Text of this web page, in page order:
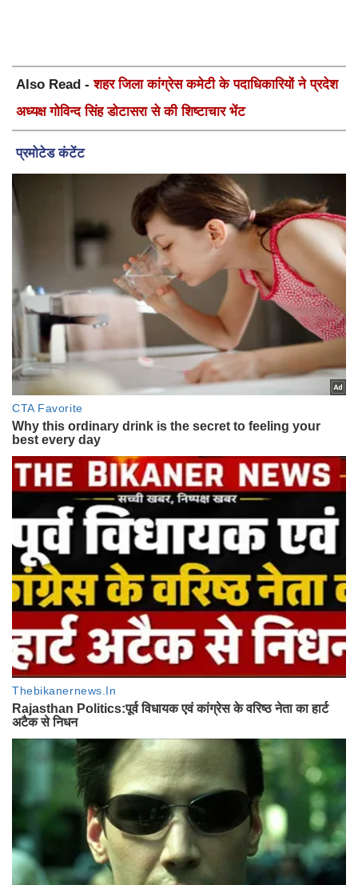
Also Read -शहर जिला कांग्रेस कमेटी के पदाधिकारियों ने प्रदेश
अध्यक्ष गोविन्द सिंह डोटासरा से की शिष्टाचार भेंट